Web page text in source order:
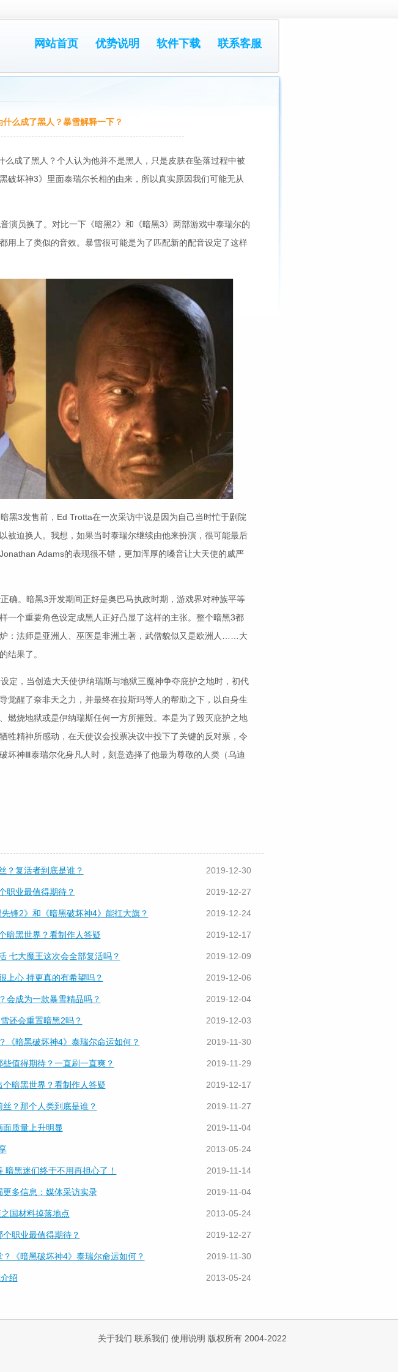
网站首页 优势说明 软件下载 联系客服
什么成了黑人？暴雪解释一下？
么成了黑人？个人认为他并不是黑人，只是皮肤在坠落过程中被
破坏神3》里面泰瑞尔长相的由来，所以真实原因我们可能无从
演员换了。对比一下《暗黑2》和《暗黑3》两部游戏中泰瑞尔的
用上了类似的音效。暴雪很可能是为了匹配新的配音设定了这样
黑3发售前，Ed Trotta在一次采访中说是因为自己当时忙于剧院
被迫换人。我想，如果当时泰瑞尔继续由他来扮演，很可能最后
Adams的表现很不错，更加浑厚的嗓音让大天使的威严
确。暗黑3开发期间正好是奥巴马执政时期，游戏界对种族平等
一个重要角色设定成黑人正好凸显了这样的主张。整个暗黑3都
：法师是亚洲人、巫医是非洲土著，武僧貌似又是欧洲人……大
结果了。
定，当创造大天使伊纳瑞斯与地狱三魔神争夺庇护之地时，初代
觉醒了奈非天之力，并最终在拉斯玛等人的帮助之下，以自身生
燃烧地狱或是伊纳瑞斯任何一方所摧毁。本是为了毁灭庇护之地
牲精神所感动，在天使议会投票决议中投下了关键的反对票，令
坏神Ⅲ泰瑞尔化身凡人时，刻意选择了他最为尊敬的人类（乌迪
？复活者到底是谁？ 2019-12-30
职业最值得期待？ 2019-12-27
锋2》和《暗黑破坏神4》能扛大旗？ 2019-12-24
暗黑世界？看制作人答疑 2019-12-17
七大魔王这次会全部复活吗？ 2019-12-09
上心 持更真的有希望吗？ 2019-12-06
会成为一款暴雪精品吗？ 2019-12-04
还会重置暗黑2吗？ 2019-12-03
《暗黑破坏神4》泰瑞尔命运如何？ 2019-11-30
些值得期待？一直刷一直爽？ 2019-11-29
暗黑世界？看制作人答疑 2019-12-17
丝？那个人类到底是谁？ 2019-11-27
面质量上升明显 2019-11-04
2013-05-24
黑迷们终于不用再担心了！ 2019-11-14
更多信息：媒体采访实录 2019-11-04
国材料掉落地点 2013-05-24
职业最值得期待？ 2019-12-27
《暗黑破坏神4》泰瑞尔命运如何？ 2019-11-30
绍 2013-05-24
关于我们 联系我们 使用说明 版权所有 2004-2022